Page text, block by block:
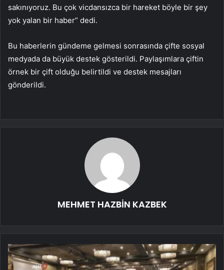
sakınıyoruz. Bu çok vicdansızca bir hareket böyle bir şey
yok yalan bir haber” dedi.
Bu haberlerin gündeme gelmesi sonrasında çifte sosyal
medyada da büyük destek gösterildi. Paylaşımlara çiftin
örnek bir çift olduğu belirtildi ve destek mesajları
gönderildi.
MEHMET HAZBİN KAZBEK